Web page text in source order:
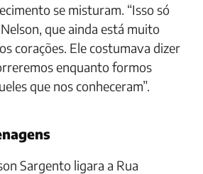
se misturam. “Isso só
que ainda está muito
corações. Ele costumava dizer
enquanto formos
que nos conheceram”.
Sargento ligara a Rua